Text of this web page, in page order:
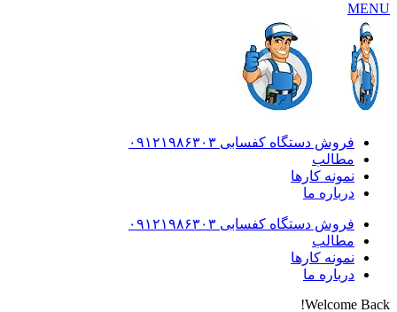
MENU
فروش دستگاه کفسابی ۰۹۱۲۱۹۸۶۳۰۳
مطالب
نمونه کارها
درباره ما
فروش دستگاه کفسابی ۰۹۱۲۱۹۸۶۳۰۳
مطالب
نمونه کارها
درباره ما
Welcome Back!